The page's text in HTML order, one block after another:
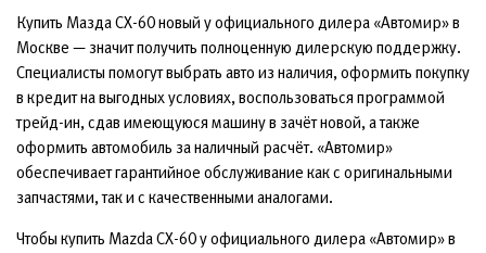
Купить Мазда СХ-60 новый у официального дилера «Автомир» в
Москве — значит получить полноценную дилерскую поддержку.
Специалисты помогут выбрать авто из наличия, оформить покупку
в кредит на выгодных условиях, воспользоваться программой
трейд-ин, сдав имеющуюся машину в зачёт новой, а также
оформить автомобиль за наличный расчёт. «Автомир»
обеспечивает гарантийное обслуживание как с оригинальными
запчастями, так и с качественными аналогами.
Чтобы купить Mazda CX-60 у официального дилера «Автомир» в